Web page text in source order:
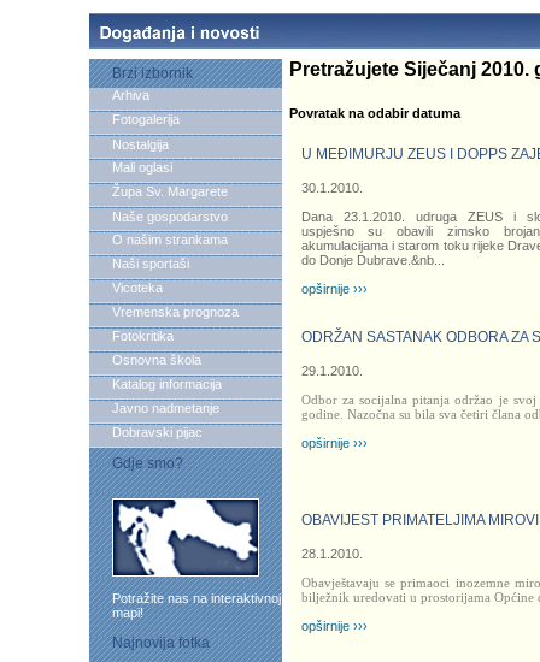
Brzi izbornik
Arhiva
Fotogalerija
Nostalgija
Mali oglasi
Župa Sv. Margarete
Naše gospodarstvo
O našim strankama
Naši sportaši
Vicoteka
Vremenska prognoza
Fotokritika
Osnovna škola
Katalog informacija
Javno nadmetanje
Dobravski pijac
Gdje smo?
Potražite nas na interaktivnoj
mapi!
Najnovija fotka
Pretražujete Siječanj 2010.
Povratak na odabir datuma
U MEĐIMURJU ZEUS I DOPPS
30.1.2010.
Dana 23.1.2010. udruga ZEUS i
uspješno su obavili zimsko
akumulacijama i starom toku rijeke
do Donje Dubrave.&nb...
opširnije ›››
ODRŽAN SASTANAK ODBORA ZA
29.1.2010.
Odbor za socijalna pitanja održao je
godine. Nazočna su bila sva četiri člana
opširnije ›››
OBAVIJEST PRIMATELJIMA
28.1.2010.
Obavještavaju se primaoci inozemne
bilježnik uredovati u prostorijama Općine
opširnije ›››